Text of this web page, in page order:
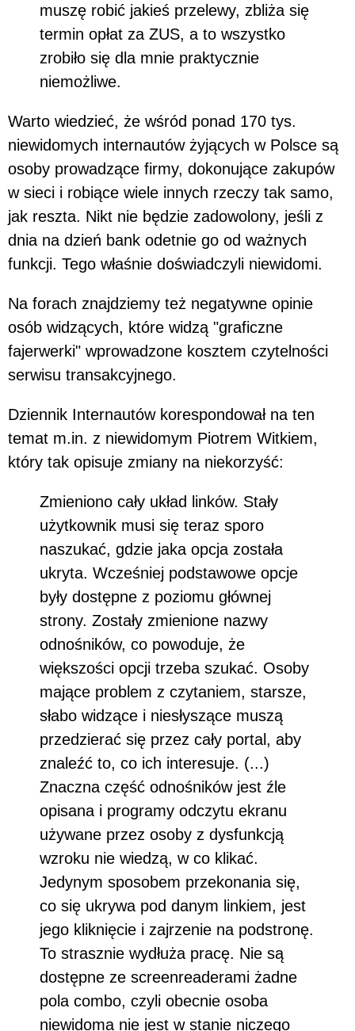
muszę robić jakieś przelewy, zbliża się
termin opłat za ZUS, a to wszystko
zrobiło się dla mnie praktycznie
niemożliwe.
Warto wiedzieć, że wśród ponad 170 tys.
niewidomych internautów żyjących w Polsce są
osoby prowadzące firmy, dokonujące zakupów
w sieci i robiące wiele innych rzeczy tak samo,
jak reszta. Nikt nie będzie zadowolony, jeśli z
dnia na dzień bank odetnie go od ważnych
funkcji. Tego właśnie doświadczyli niewidomi.
Na forach znajdziemy też negatywne opinie
osób widzących, które widzą "graficzne
fajerwerki" wprowadzone kosztem czytelności
serwisu transakcyjnego.
Dziennik Internautów korespondował na ten
temat m.in. z niewidomym Piotrem Witkiem,
który tak opisuje zmiany na niekorzyść:
Zmieniono cały układ linków. Stały
użytkownik musi się teraz sporo
naszukać, gdzie jaka opcja została
ukryta. Wcześniej podstawowe opcje
były dostępne z poziomu głównej
strony. Zostały zmienione nazwy
odnośników, co powoduje, że
większości opcji trzeba szukać. Osoby
mające problem z czytaniem, starsze,
słabo widzące i niesłyszące muszą
przedzierać się przez cały portal, aby
znaleźć to, co ich interesuje. (...)
Znaczna część odnośników jest źle
opisana i programy odczytu ekranu
używane przez osoby z dysfunkcją
wzroku nie wiedzą, w co klikać.
Jedynym sposobem przekonania się,
co się ukrywa pod danym linkiem, jest
jego kliknięcie i zajrzenie na podstronę.
To strasznie wydłuża pracę. Nie są
dostępne ze screenreaderami żadne
pola combo, czyli obecnie osoba
niewidoma nie jest w stanie niczego